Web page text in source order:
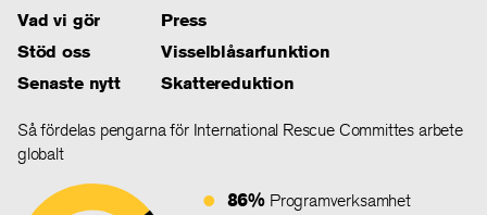
Vad vi gör
Stöd oss
Senaste nytt
Press
Visselblåsarfunktion
Skattereduktion
Så fördelas pengarna för International Rescue Committes arbete
globalt
86% Programverksamhet